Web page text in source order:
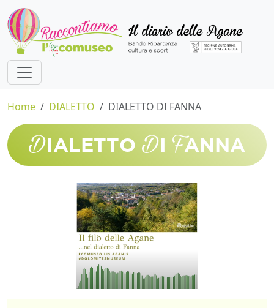
Home DIALETTO DIALETTO DI FANNA
D IALETTO D FANNA